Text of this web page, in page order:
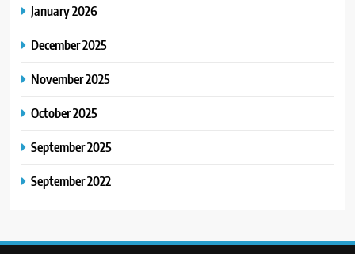
January 2026
December 2025
November 2025
October 2025
September 2025
September 2022